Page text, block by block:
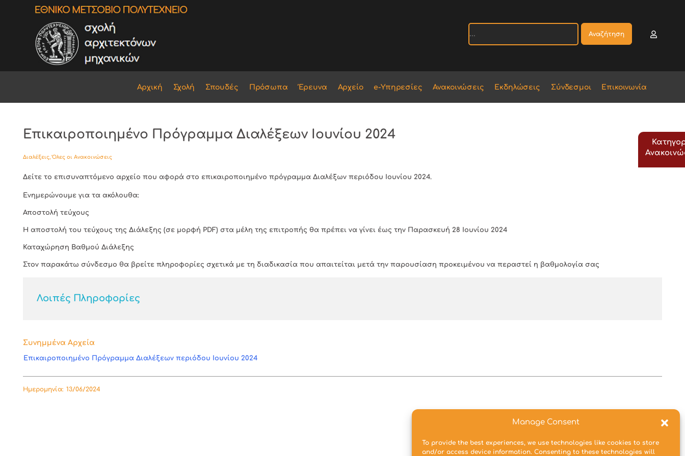
Manage Consent
To provide the best experiences, we use technologies like cookies to store
and/or access device information. Consenting to these technologies will
Αναζήτηση
Αρχική Σχολή Σπουδές Πρόσωπα Έρευνα Αρχείο e-Υπηρεσίες Ανακοινώσεις Εκδηλώσεις Σύνδεσμοι Επικοινωνία
Επικαιροποιημένο Πρόγραμμα Διαλέξεων Ιουνίου 2024
Διαλέξεις,Όλες οι Ανακοινώσεις
Δείτε το επισυναπτόμενο αρχείο που αφορά στο επικαιροποιημένο πρόγραμμα Διαλέξων περιόδου Ιουνίου 2024.
Ενημερώνουμε για τα ακόλουθα:
Αποστολή τεύχους
Η αποστολή του τεύχους της Διάλεξης (σε μορφή PDF) στα μέλη της επιτροπής θα πρέπει να γίνει έως την Παρασκευή 28 Ιουνίου 2024
Καταχώρηση Βαθμού Διάλεξης
Στον παρακάτω σύνδεσμο θα βρείτε πληροφορίες σχετικά με τη διαδικασία που απαιτείται μετά την παρουσίαση προκειμένου να περαστεί η βαθμολογία σας
Λοιπές Πληροφορίες
Συνημμένα Αρχεία
Επικαιροποιημένο Πρόγραμμα Διαλέξεων περιόδου Ιουνίου 2024
Ημερομηνία: 13/06/2024